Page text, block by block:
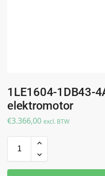
1LE1604-1DB43-
elektromotor
€3.366,00 excl. BTW